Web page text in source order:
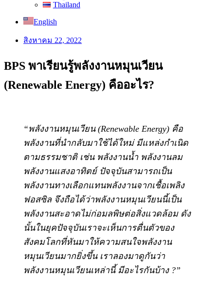
Thailand
English
สิงหาคม 22, 2022
BPS พาเรียนรู้พลังงานหมุนเวียน
(Renewable Energy) คืออะไร?
“พลังงานหมุนเวียน (Renewable Energy) คือ
พลังงานที่นำกลับมาใช้ได้ใหม่ มีแหล่งกำเนิด
ตามธรรมชาติ เช่น พลังงานน้ำ พลังงานลม
พลังงานแสงอาทิตย์ ปัจจุบันสามารถเป็น
พลังงานทางเลือกแทนพลังงานจากเชื้อเพลิง
ฟอสซิล จึงถือได้ว่าพลังงานหมุนเวียนนี้เป็น
พลังงานสะอาดไม่ก่อมลพิษต่อสิ่งแวดล้อม ดัง
นั้นในยุคปัจจุบันเราจะเห็นการตื่นตัวของ
สังคมโลกที่หันมาให้ความสนใจพลังงาน
หมุนเวียนมากยิ่งขึ้น เราลองมาดูกันว่า
พลังงานหมุนเวียนเหล่านี้ มีอะไรกันบ้าง ?”